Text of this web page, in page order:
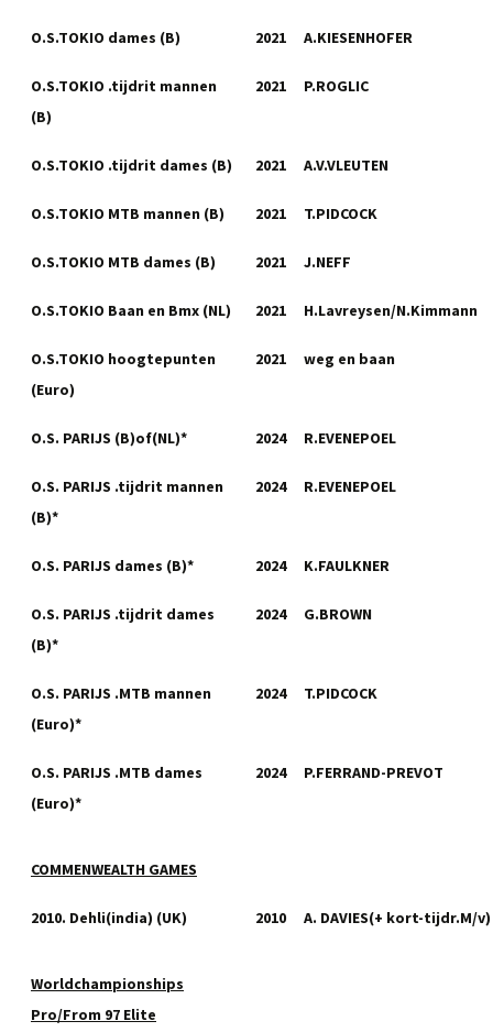
O.S.TOKIO dames (B) 2021 A.KIESENHOFER
O.S.TOKIO .tijdrit mannen
(B)
2021 P.ROGLIC
O.S.TOKIO .tijdrit dames (B) 2021 A.V.VLEUTEN
O.S.TOKIO MTB mannen (B) 2021 T.PIDCOCK
O.S.TOKIO MTB dames (B) 2021 J.NEFF
O.S.TOKIO Baan en Bmx (NL) 2021 H.Lavreysen/N.Kimmann
O.S.TOKIO hoogtepunten
(Euro)
2021 weg en baan
O.S. PARIJS (B)of(NL)* 2024 R.EVENEPOEL
O.S. PARIJS .tijdrit mannen
(B)*
2024 R.EVENEPOEL
O.S. PARIJS dames (B)* 2024 K.FAULKNER
O.S. PARIJS .tijdrit dames
(B)*
2024 G.BROWN
O.S. PARIJS .MTB mannen
(Euro)*
2024 T.PIDCOCK
O.S. PARIJS .MTB dames
(Euro)*
2024 P.FERRAND-PREVOT
COMMENWEALTH GAMES
2010. Dehli(india) (UK) 2010 A. DAVIES(+ kort-tijdr.M/v)
Worldchampionships
Pro/From 97 Elite